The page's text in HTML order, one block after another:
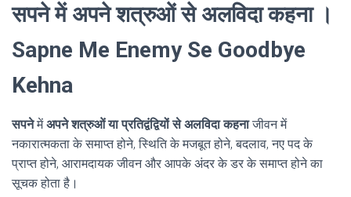
सपने में अपने शत्रुओं से अलविदा कहना ।
Sapne Me Enemy Se Goodbye
Kehna
सपनेमेंअपने शत्रुओं या प्रतिद्वंद्वियों से अलविदा कहनाजीवन में
नकारात्मकता के समाप्त होने, स्थिति के मजबूत होने, बदलाव, नए पद के
प्राप्त होने, आरामदायक जीवन और आपके अंदर के डर के समाप्त होने का
सूचक होता है।